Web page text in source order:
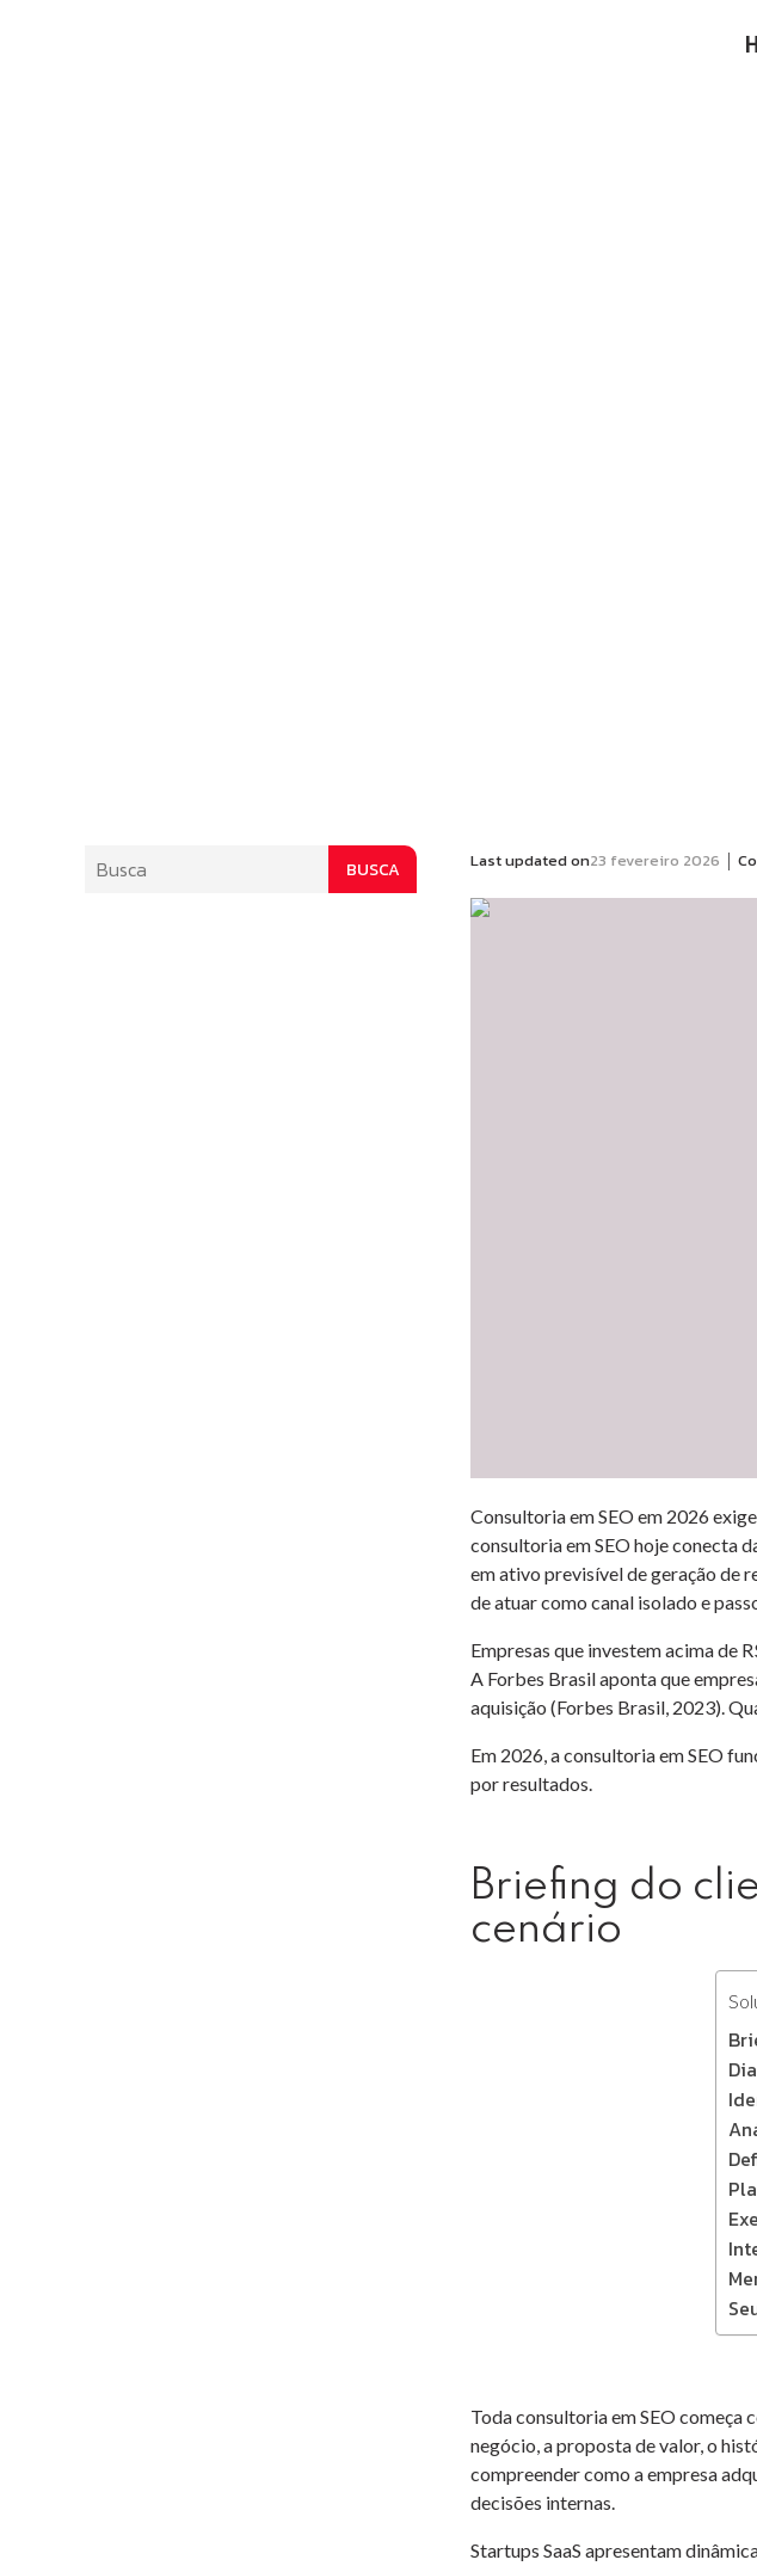
BUSCA Last updated on23 fevereiro 2026 |
Consultoria em SEO em 2026
consultoria em SEO hoje conecta
em ativo previsível de geração de
de atuar como canal isolado e
Empresas que investem acima de
A Forbes Brasil aponta que
aquisição (Forbes Brasil, 2023).
Em 2026, a consultoria em SEO
por resultados.
Briefing do
cenário
Toda consultoria em SEO começa
negócio, a proposta de valor, o
compreender como a empresa
decisões internas.
Startups SaaS apresentam